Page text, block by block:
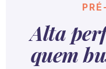
Alta
quem